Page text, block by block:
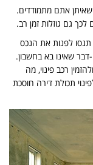
שאיתן אתם מתמודדים.
לכך גם גוזלות זמן רב.
לפנות את הנכס
דבר שאינו בא בחשבון.
רכב פינוי, מה
תכולת דירה חוסכת